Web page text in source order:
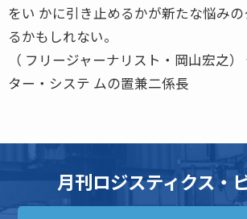
をい かに引き止めるかが新たな悩み
るかもしれない。
（ フリージャーナリスト・岡山宏之
ター・システ ムの置兼二係長
月刊ロジスティクス・